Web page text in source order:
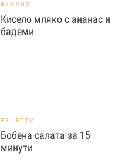
ВКУСНО
Кисело мляко с ананас и
бадеми
РЕЦЕПТИ
Бобена салата за 15
минути